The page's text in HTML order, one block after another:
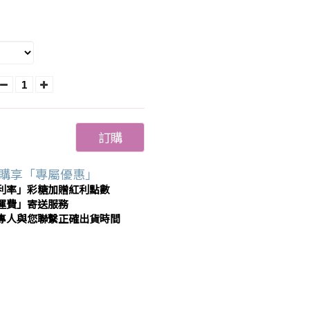
訂購
享「專屬優惠」
率」彩糖加贈紅利點數
費」寄送服務
人與您聯繫正確出貨時間